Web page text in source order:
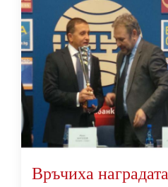
Връчиха наградата